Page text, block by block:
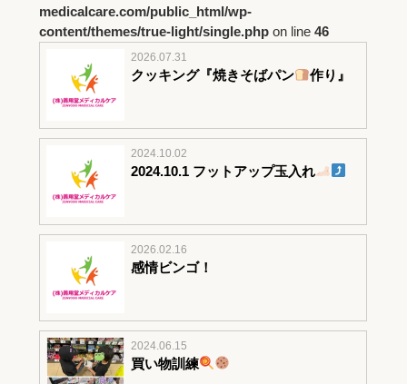
medicalcare.com/public_html/wp-
content/themes/true-light/single.phpon line 46
2026.07.31
クッキング『焼きそばパン 作り』
2024.10.02
2024.10.1 フットアップ玉入れ
2026.02.16
感情ビンゴ！
2024.06.15
買い物訓練